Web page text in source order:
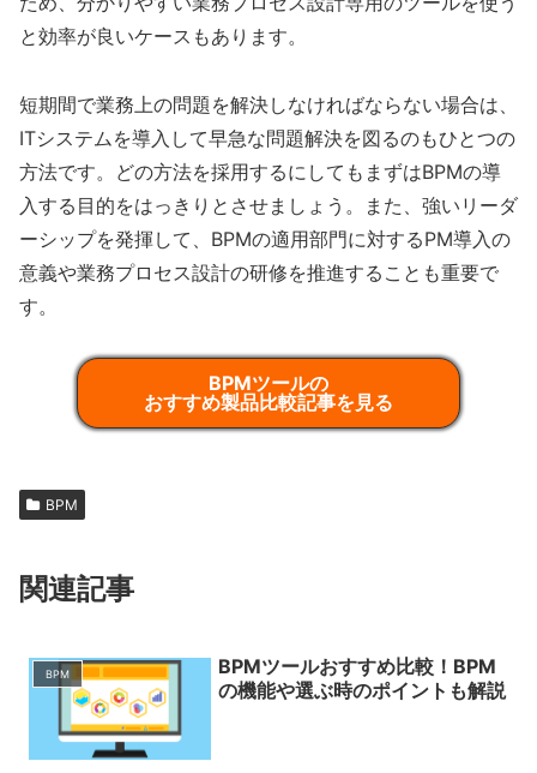
と効率が良いケースもあります。
短期間で業務上の問題を解決しなければならない場合は、
ITシステムを導入して早急な問題解決を図るのもひとつの
方法です。どの方法を採用するにしてもまずはBPMの導
入する目的をはっきりとさせましょう。また、強いリーダ
ーシップを発揮して、BPMの適用部門に対するPM導入の
意義や業務プロセス設計の研修を推進することも重要で
す。
BPMツールの
おすすめ製品比較記事を見る
BPM
関連記事
BPM
BPMツールおすすめ比較！BPM
の機能や選ぶ時のポイントも解説